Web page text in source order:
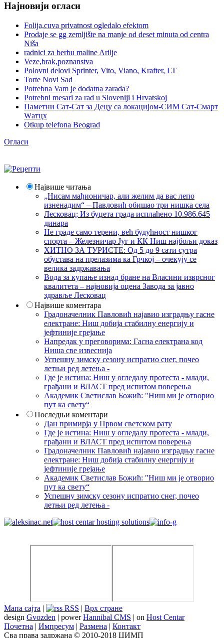
Најновији огласи
Folija,cuva privatnost ogledalo efektom
Prodaje se gg zemljište na manje od deset minuta od centra
Niša
radnici za berbu maline Arilje
Veze,brak,poznanstva
Polovni delovi Sprinter, Vito, Viano, Krafter, LT
Torte Novi Sad
Potrebna Vam je dodatna zarada?
Potrebni mesari za rad u Sloveniji i Hrvatskoj
Паметни Сат-Сат за Децу са локацијом-СИМ Сат-Смарт
Wатцх
Otkup telefona Beograd
Огласи
Највише читања
„Нисам мађионичар, али желим да вас лепо
изненадим“ – Павловић обишао три нишка села
Лесковац; Из буџета града исплаћено 10.986.645
динара
Не граде само терени, већ будућност нишког
спорта – Железничар Југ и КК Ниш најбољи доказ
ХИТНО ЗА ТУРИСТЕ: Од 5 до 9 сати сутра
обустава на прелазима ка Грчкој – очекују се
велика задржавања
Вода за купање изнад бране на Власини изврсног
квалитета – најновија оцена Завода за јавно
здравље Лесковац
Највише коментара
Градоначелник Павловић најавио изградњу гасне
електране: Ниш добија стабилну енергију и
јефтиније грејање
Напредак у преговорима: Гасна електрана код
Ниша све извеснија
Успешну зимску сезону испратио снег, почео
летњи ред летења -
Где је истина: Ниш у огледалу протеста - млади,
грађани и ВЛАСТ пред испитом поверења
Академик Светислав Божић: "Ниш ми је отворио
пут ка свету“
Последњи коментари
Дан примирја у Првом светском рату
Где је истина: Ниш у огледалу протеста - млади,
грађани и ВЛАСТ пред испитом поверења
Градоначелник Павловић најавио изградњу гасне
електране: Ниш добија стабилну енергију и
јефтиније грејање
Академик Светислав Божић: "Ниш ми је отворио
пут ка свету“
Успешну зимску сезону испратио снег, почео
летњи ред летења -
Мапа сајта | RSS | Врх стране
design Gvozden | powerHannibal CMS | on Host Centar
Почетна | Импресум | Размена | Контакт
Сва права задржана © 2010-2018 ЦИМП